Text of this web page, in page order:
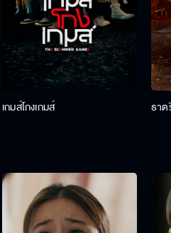
เกมส์โกงเกมส์ ธาต